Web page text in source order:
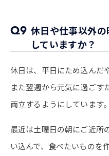
Q9 休日や仕事以外
していますか？
休日は、平日にため込んだ
また翌週から元気に過ごす
両立するようにしています。
最近は土曜日の朝にご近所
い込んで、食べたいものを